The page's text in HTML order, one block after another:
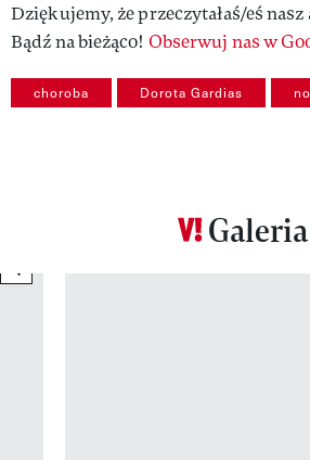
Dziękujemy, że przeczytałaś/eś
Bądź na bieżąco! Obserwuj nas w
choroba Dorota Gardias
Galeria